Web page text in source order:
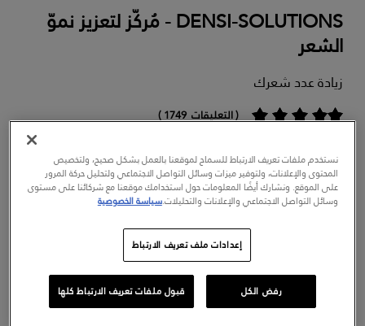
DENSI-SOLUTIONS - مُركّز لتعزيز نموّ
الشعر
زيادة عدد شعرك
( التعليقات 1749 )
إشتري الآن
نستخدم ملفات تعريف الارتباط للسماح لموقعنا بالعمل بشكل صحيح، ولتخصيص
المحتوى والإعلانات، ولتوفير ميزات وسائل التواصل الاجتماعي ولتحليل حركة المرور
على الموقع. ونشارك أيضًا المعلومات حول استخدامك موقعنا مع شركائنا على مستوى
وسائل التواصل الاجتماعي والإعلانات والتحليلات.سياسة الخصوصية
إعدادات ملف تعريف الارتباط
رفض الكل قبول ملفات تعريف الارتباط كلها